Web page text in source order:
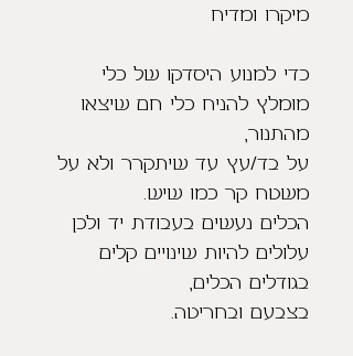
מיקרו ומדיח
כדי למנוע היסדקו של כלי
מומלץ להניח כלי חם שיצאו
מהתנור,
על בד/עץ עד שיתקרר ולא על
משטח קר כמו שיש.
הכלים נעשים בעבודת יד ולכן
עלולים להיות שינויים קלים
בגודלים הכלים,
בצבעם ובחריטה.